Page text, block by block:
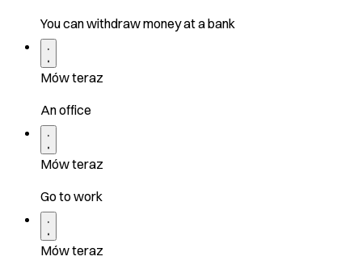
You can withdraw money at a bank
Mów teraz
An office
Mów teraz
Go to work
Mów teraz